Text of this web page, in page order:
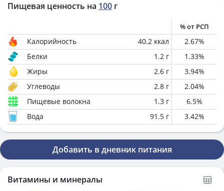
Пищевая ценность на 100 г
% от РСП
Калорийность 40.2 ккал 2.67%
Белки
1.2 г 1.33%
Жиры
2.6 г 3.94%
Углеводы
2.8 г 2.04%
Пищевые волокна
1.3 г 6.5%
Вода
91.5 г 3.42%
Добавить в дневник питания
Витамины и минералы